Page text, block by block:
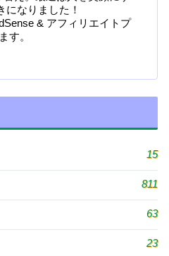
になりました！
& アフィリエイトプ
す。
15
811
63
23